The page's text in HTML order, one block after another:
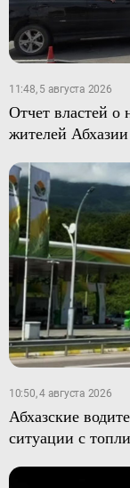
11:48, 5 августа 2026
Отчет властей о
жителей Абхазии
10:50, 4 августа 2026
Абхазские
ситуации с